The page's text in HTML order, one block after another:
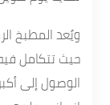
ويُعد المطبخ
حيث تتكامل
الوصول إلى